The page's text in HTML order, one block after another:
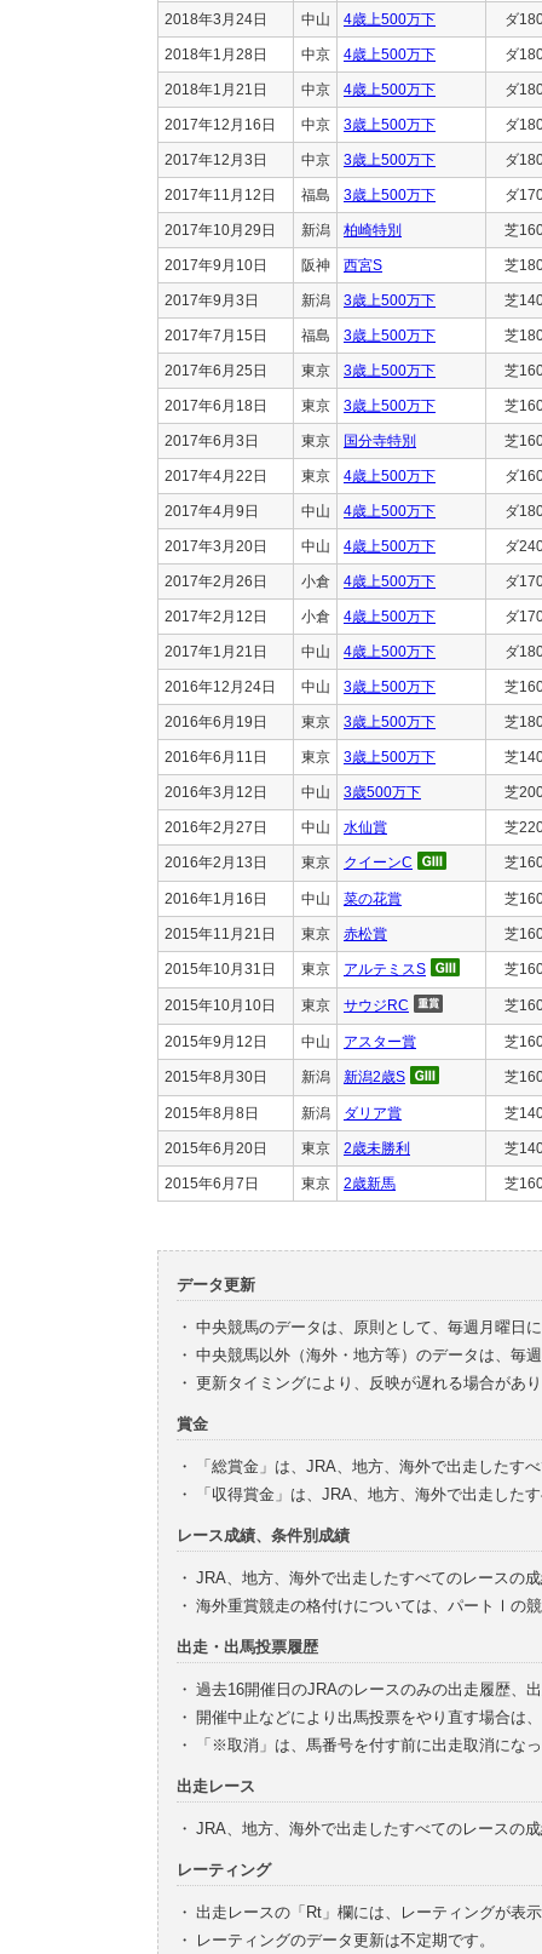
2018年3月24日 中山 4歳上500万下 ダ
2018年1月28日 中京 4歳上500万下 ダ
2018年1月21日 中京 4歳上500万下 ダ
2017年12月16日 中京 3歳上500万下 ダ
2017年12月3日 中京 3歳上500万下 ダ
2017年11月12日 福島 3歳上500万下 ダ
2017年10月29日 新潟 柏崎特別 芝
2017年9月10日 阪神 西宮S 芝
2017年9月3日 新潟 3歳上500万下 芝
2017年7月15日 福島 3歳上500万下 芝
2017年6月25日 東京 3歳上500万下 芝
2017年6月18日 東京 3歳上500万下 芝
2017年6月3日 東京 国分寺特別 芝
2017年4月22日 東京 4歳上500万下 ダ
2017年4月9日 中山 4歳上500万下 ダ
2017年3月20日 中山 4歳上500万下 ダ
2017年2月26日 小倉 4歳上500万下 ダ
2017年2月12日 小倉 4歳上500万下 ダ
2017年1月21日 中山 4歳上500万下 ダ
2016年12月24日 中山 3歳上500万下 芝
2016年6月19日 東京 3歳上500万下 芝
2016年6月11日 東京 3歳上500万下 芝
2016年3月12日 中山 3歳500万下 芝
2016年2月27日 中山 水仙賞 芝
2016年2月13日 東京 クイーンC 芝
2016年1月16日 中山 菜の花賞 芝
2015年11月21日 東京 赤松賞 芝
2015年10月31日 東京 アルテミスS 芝
2015年10月10日 東京 サウジRC 芝
2015年9月12日 中山 アスター賞 芝
2015年8月30日 新潟 新潟2歳S 芝
2015年8月8日 新潟 ダリア賞 芝
2015年6月20日 東京 2歳未勝利 芝
2015年6月7日 東京 2歳新馬 芝
データ更新
・ 中央競馬のデータは、原則として、毎週月曜日
・ 中央競馬以外（海外・地方等）のデータは、毎
・ 更新タイミングにより、反映が遅れる場合があ
賞金
・
「総賞金」は、JRA、地方、海外で出走したす
・
「収得賞金」は、JRA、地方、海外で出走した
レース成績、条件別成績
・ JRA、地方、海外で出走したすべてのレースの
・ 海外重賞競走の格付けについては、パートⅠの
出走・出馬投票履歴
・ 過去16開催日のJRAのレースのみの出走履歴、
・ 開催中止などにより出馬投票をやり直す場合は
・
「※取消」は、馬番号を付す前に出走取消にな
出走レース
・ JRA、地方、海外で出走したすべてのレースの
レーティング
・ 出走レースの「Rt」欄には、レーティングが表
・
レーティングのデータ更新は不定期です。